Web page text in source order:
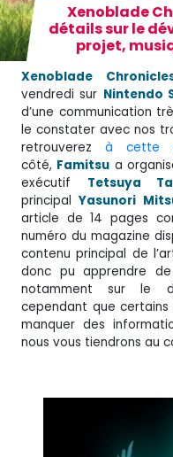
Xenoblade
détails sur le
projet,
Xenoblade
vendredi sur Nintendo
d’une communication
le constater avec nos
retrouverezà cette
côté, Famitsu a
exécutif Tetsuya
principalYasunori
article de 14 pages
numéro du magazine
contenu principal de
donc pu apprendre
notamment sur le
cependant que
manquer des
nous vous tiendrons au